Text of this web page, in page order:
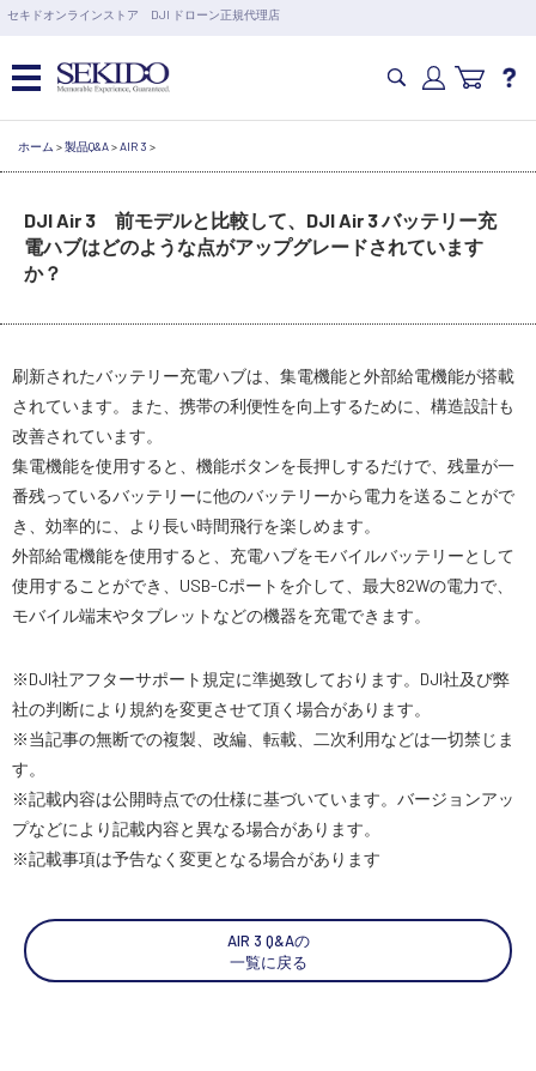
セキドオンラインストア DJI ドローン正規代理店
営業日の15時まで即日出荷
6,000円以上のご購入で送料無料！ポイント1%還元 >>
カメラドローン・生活家電
カメラ・スタビライザー
水中ドローン(ROV)・水中スクーター
RC・ロボット部品
スペシャルコンテンツ定期配信!
取扱店舗一覧
SEKIDO
SEKIDO 会社概要
ホーム >製品Q&A>AIR 3 >
DJI Air 3 前モデルと比較して、DJI Air 3 バッテリー充
電ハブはどのような点がアップグレードされています
か？
刷新されたバッテリー充電ハブは、集電機能と外部給電機能が搭載
されています。また、携帯の利便性を向上するために、構造設計も
改善されています。
集電機能を使用すると、機能ボタンを長押しするだけで、残量が一
番残っているバッテリーに他のバッテリーから電力を送ることがで
き、効率的に、より長い時間飛行を楽しめます。
外部給電機能を使用すると、充電ハブをモバイルバッテリーとして
使用することができ、USB-Cポートを介して、最大82Wの電力で、
モバイル端末やタブレットなどの機器を充電できます。
※DJI社アフターサポート規定に準拠致しております。DJI社及び弊
社の判断により規約を変更させて頂く場合があります。
※当記事の無断での複製、改編、転載、二次利用などは一切禁じま
す。
※記載内容は公開時点での仕様に基づいています。バージョンアッ
プなどにより記載内容と異なる場合があります。
※記載事項は予告なく変更となる場合があります
AIR 3 Q&Aの
一覧に戻る